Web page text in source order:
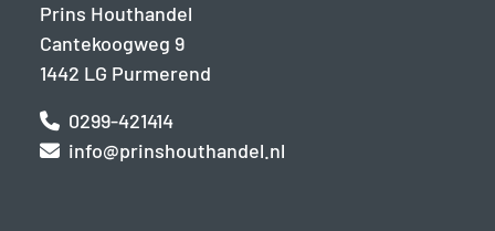
Prins Houthandel
Cantekoogweg 9
1442 LG Purmerend
0299-421414
info@prinshouthandel.nl